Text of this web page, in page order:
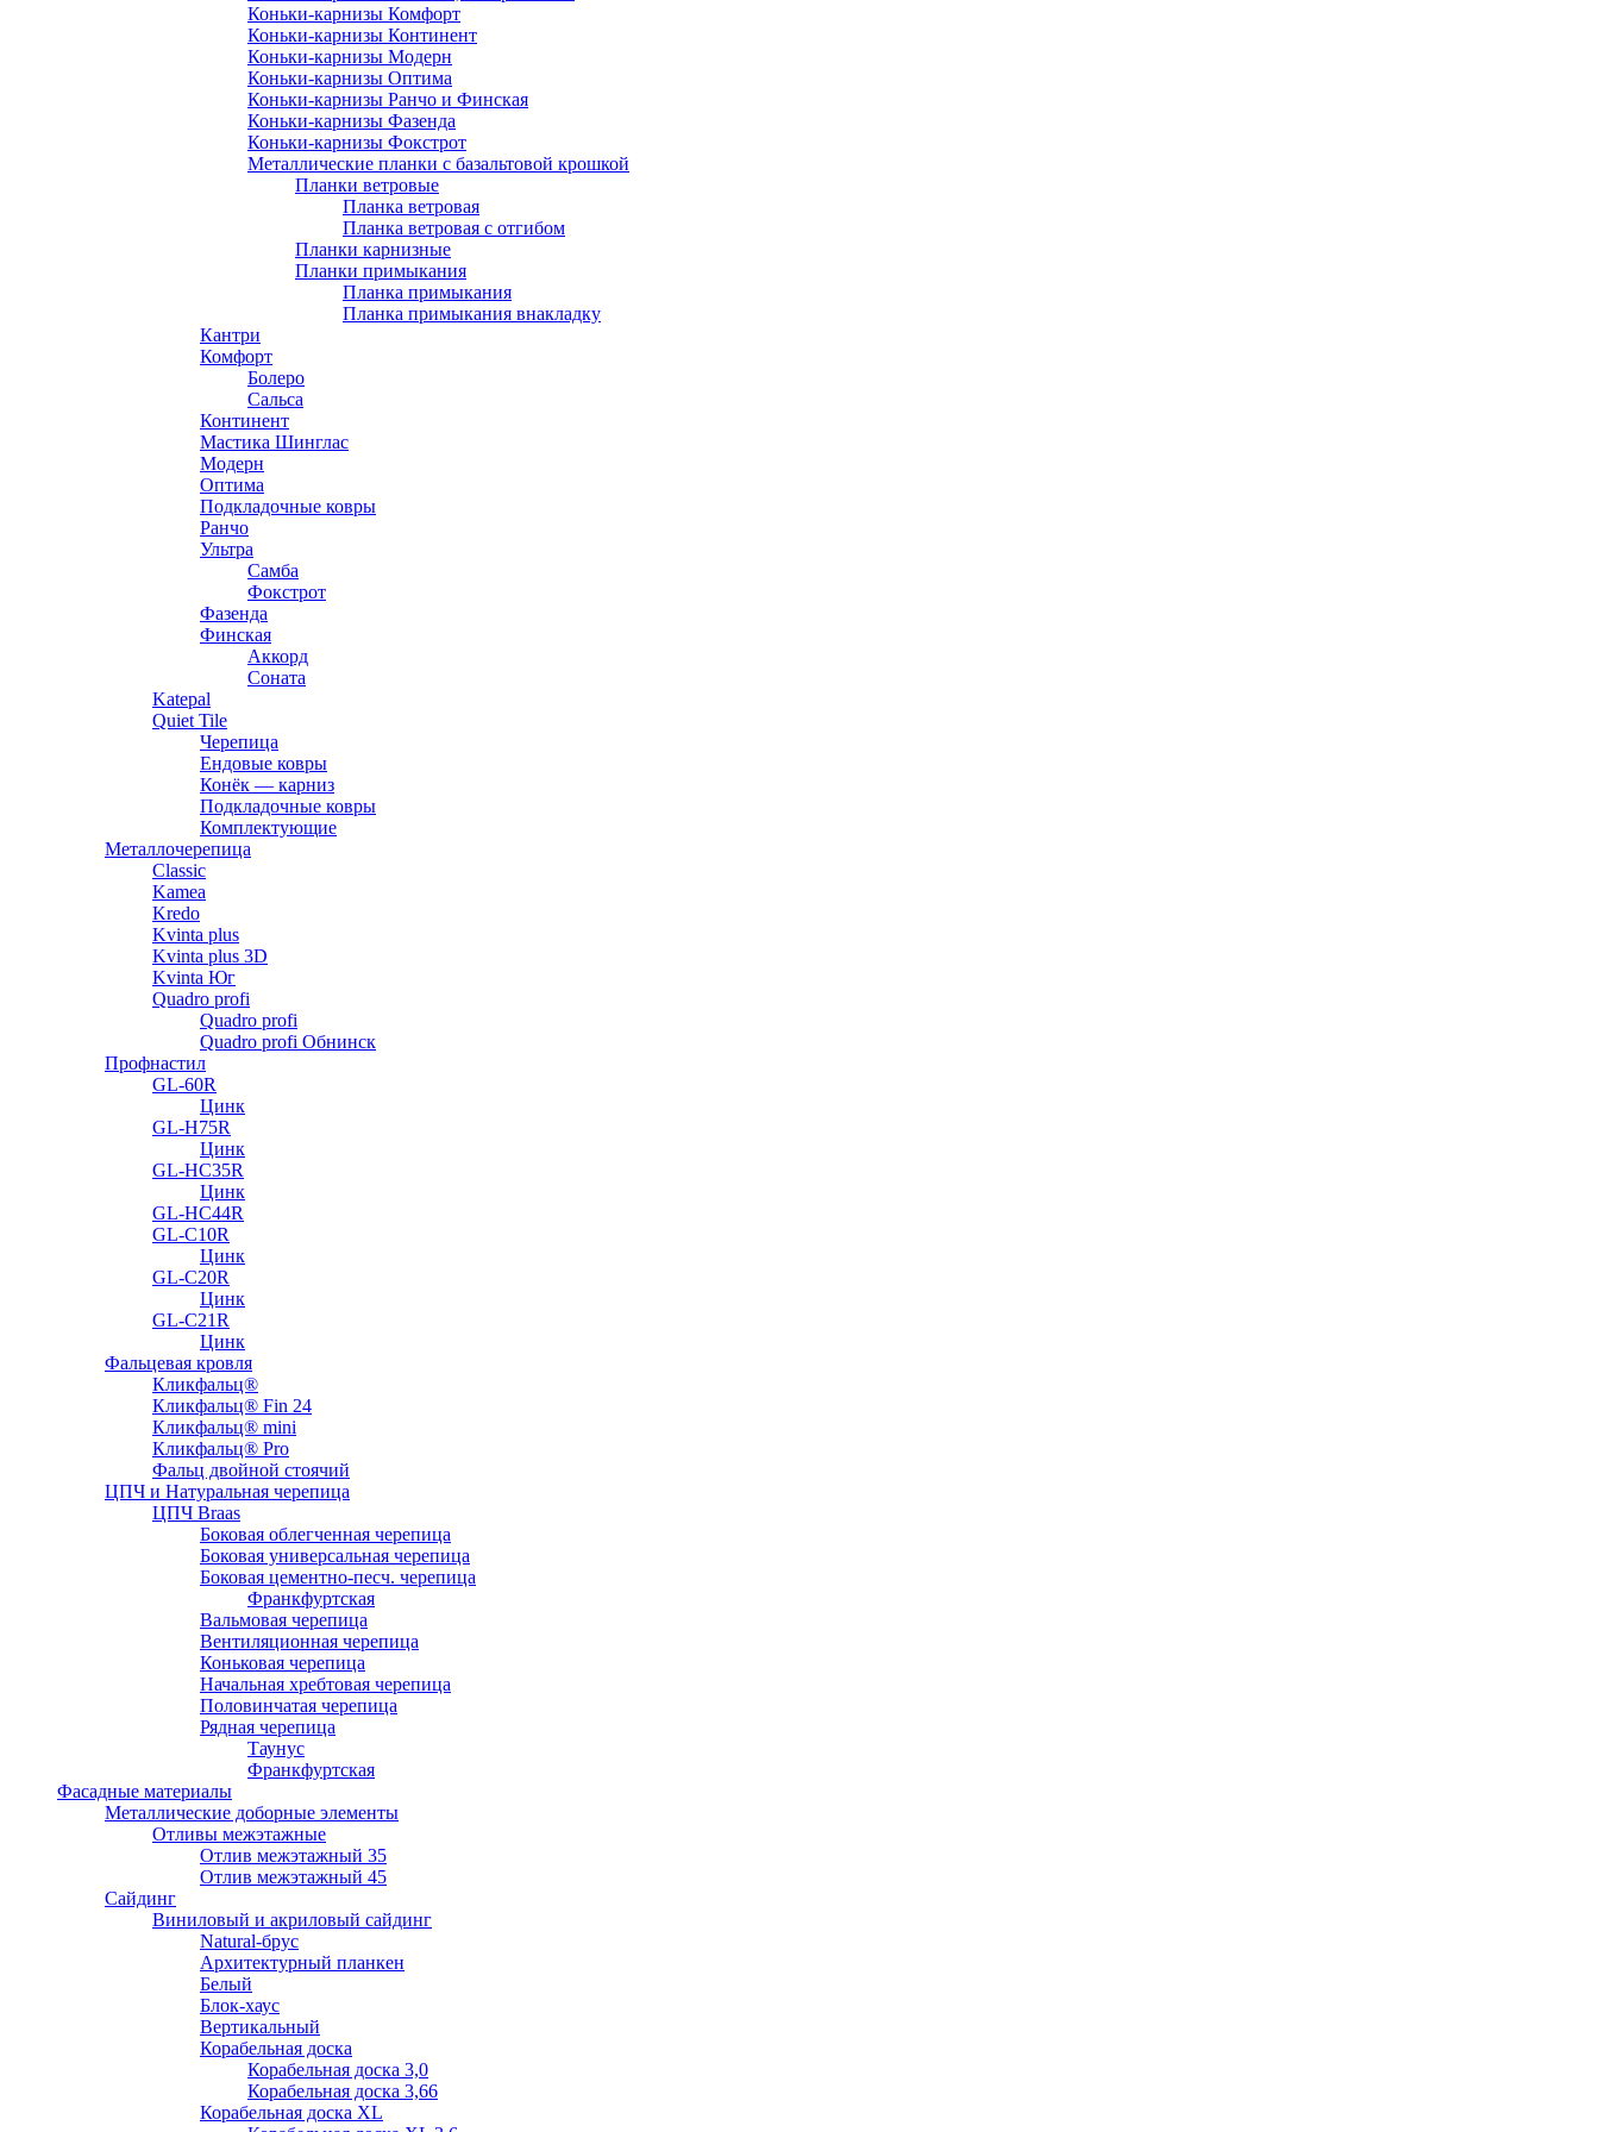
Коньки-карнизы Комфорт
Коньки-карнизы Континент
Коньки-карнизы Модерн
Коньки-карнизы Оптима
Коньки-карнизы Ранчо и Финская
Коньки-карнизы Фазенда
Коньки-карнизы Фокстрот
Металлические планки с базальтовой крошкой
Планки ветровые
Планка ветровая
Планка ветровая с отгибом
Планки карнизные
Планки примыкания
Планка примыкания
Планка примыкания внакладку
Кантри
Комфорт
Болеро
Сальса
Континент
Мастика Шинглас
Модерн
Оптима
Подкладочные ковры
Ранчо
Ультра
Самба
Фокстрот
Фазенда
Финская
Аккорд
Соната
Katepal
Quiet Tile
Черепица
Ендовые ковры
Конёк — карниз
Подкладочные ковры
Комплектующие
Металлочерепица
Classic
Kamea
Kredo
Kvinta plus
Kvinta plus 3D
Kvinta Юг
Quadro profi
Quadro profi
Quadro profi Обнинск
Профнастил
GL-60R
Цинк
GL-H75R
Цинк
GL-HC35R
Цинк
GL-HC44R
GL-С10R
Цинк
GL-С20R
Цинк
GL-С21R
Цинк
Фальцевая кровля
Кликфальц®
Кликфальц® Fin 24
Кликфальц® mini
Кликфальц® Pro
Фальц двойной стоячий
ЦПЧ и Натуральная черепица
ЦПЧ Braas
Боковая облегченная черепица
Боковая универсальная черепица
Боковая цементно-песч. черепица
Франкфуртская
Вальмовая черепица
Вентиляционная черепица
Коньковая черепица
Начальная хребтовая черепица
Половинчатая черепица
Рядная черепица
Таунус
Франкфуртская
Фасадные материалы
Металлические доборные элементы
Отливы межэтажные
Отлив межэтажный 35
Отлив межэтажный 45
Сайдинг
Виниловый и акриловый сайдинг
Natural-брус
Архитектурный планкен
Белый
Блок-хаус
Вертикальный
Корабельная доска
Корабельная доска 3,0
Корабельная доска 3,66
Корабельная доска XL